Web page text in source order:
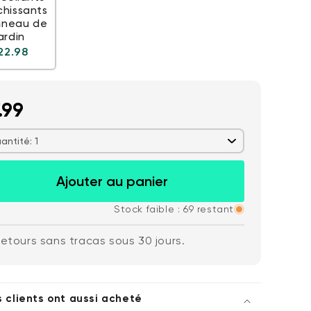
de
Prix ​​régulier
1
Ajouter au panier
Stock faible : 69 restant
sans tracas sous 30 jours.
clients ont aussi acheté
Wyze Cam v4 +
carte microSD 32
Go
Blanc
63,96 $US